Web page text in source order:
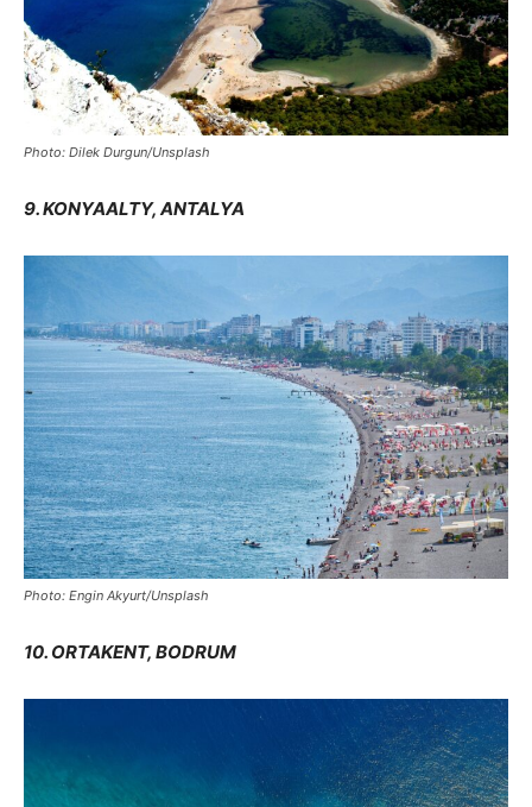
Photo: Dilek Durgun/Unsplash
9. KONYAALTY, ANTALYA
Photo: Engin Akyurt/Unsplash
10. ORTAKENT, BODRUM